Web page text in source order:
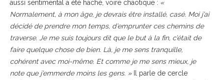
aussi sentimental a été haché, voire chaotique : «
Normalement, à mon âge, je devrais être installé, casé. Moi j’ai
décidé de prendre mon temps, d’emprunter ces chemins de
traverse. Je me suis toujours dit que le but à la fin, c’était de
faire quelque chose de bien. Là, je me sens tranquille,
cohérent avec moi-même. Et comme je me sens mieux, je
note que j’emmerde moins les gens. »Il parle de cercle